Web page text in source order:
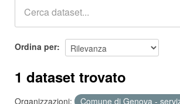
Ordina per
1 dataset trovato
Organizzazioni:
Comune di Genova -